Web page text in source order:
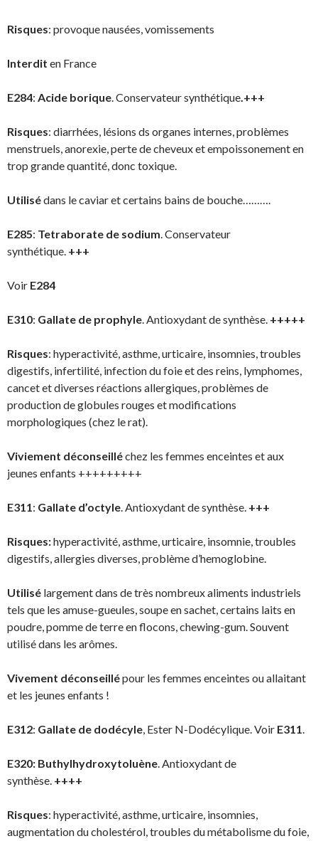
Risques: provoque nausées, vomissements
Interdit en France
E284: Acide borique. Conservateur synthétique.+++
Risques: diarrhées, lésions ds organes internes, problèmes
menstruels, anorexie, perte de cheveux et empoissonement en
trop grande quantité, donc toxique.
Utilisédans le caviar et certains bains de bouche……….
E285: Tetraborate de sodium. Conservateur
synthétique. +++
Voir E284
E310: Gallate de prophyle. Antioxydant de synthèse. +++++
Risques: hyperactivité, asthme, urticaire, insomnies, troubles
digestifs, infertilité, infection du foie et des reins, lymphomes,
cancet et diverses réactions allergiques, problèmes de
production de globules rouges et modifications
morphologiques (chez le rat).
Viviement déconseilléchez les femmes enceintes et aux
jeunes enfants +++++++++
E311: Gallate d’octyle. Antioxydant de synthèse. +++
Risques:hyperactivité, asthme, urticaire, insomnie, troubles
digestifs, allergies diverses, problème d’hemoglobine.
Utilisé largement dans de très nombreux aliments industriels
tels que les amuse-gueules, soupe en sachet, certains laits en
poudre, pomme de terre en flocons, chewing-gum. Souvent
utilisé dans les arômes.
Vivement déconseillépour les femmes enceintes ou allaitant
et les jeunes enfants !
E312: Gallate de dodécyle, Ester N-Dodécylique. Voir E311.
E320: Buthylhydroxytoluène. Antioxydant de
synthèse. ++++
Risques: hyperactivité, asthme, urticaire, insomnies,
augmentation du cholestérol, troubles du métabolisme du foie,